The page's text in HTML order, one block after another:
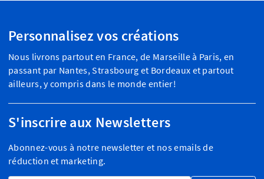
Personnalisez vos créations
Nous livrons partout en France, de Marseille à Paris, en
passant par Nantes, Strasbourg et Bordeaux et partout
ailleurs, y compris dans le monde entier!
S'inscrire aux Newsletters
Abonnez-vous à notre newsletter et nos emails de
réduction et marketing.